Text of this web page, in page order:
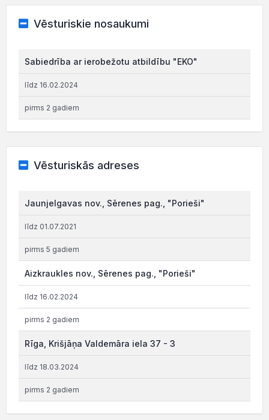
Vēsturiskie nosaukumi
Sabiedrība ar ierobežotu atbildību "EKO"
līdz 16.02.2024
pirms 2 gadiem
Vēsturiskās adreses
Jaunjelgavas nov., Sērenes pag., "Porieši"
līdz 01.07.2021
pirms 5 gadiem
Aizkraukles nov., Sērenes pag., "Porieši"
līdz 16.02.2024
pirms 2 gadiem
Rīga, Krišjāņa Valdemāra iela 37 - 3
līdz 18.03.2024
pirms 2 gadiem